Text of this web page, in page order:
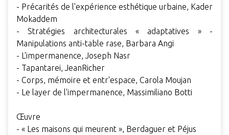
- Précarités de l'expérience esthétique urbaine, Kader
Mokaddem
- Stratégies architecturales « adaptatives » -
Manipulations anti-table rase, Barbara Angi
- L'impermanence, Joseph Nasr
- Tapantarei, JeanRicher
- Corps, mémoire et entr'espace, Carola Moujan
- Le layer de l'impermanence, Massimiliano Botti
Œuvre
- « Les maisons qui meurent », Berdaguer et Péjus